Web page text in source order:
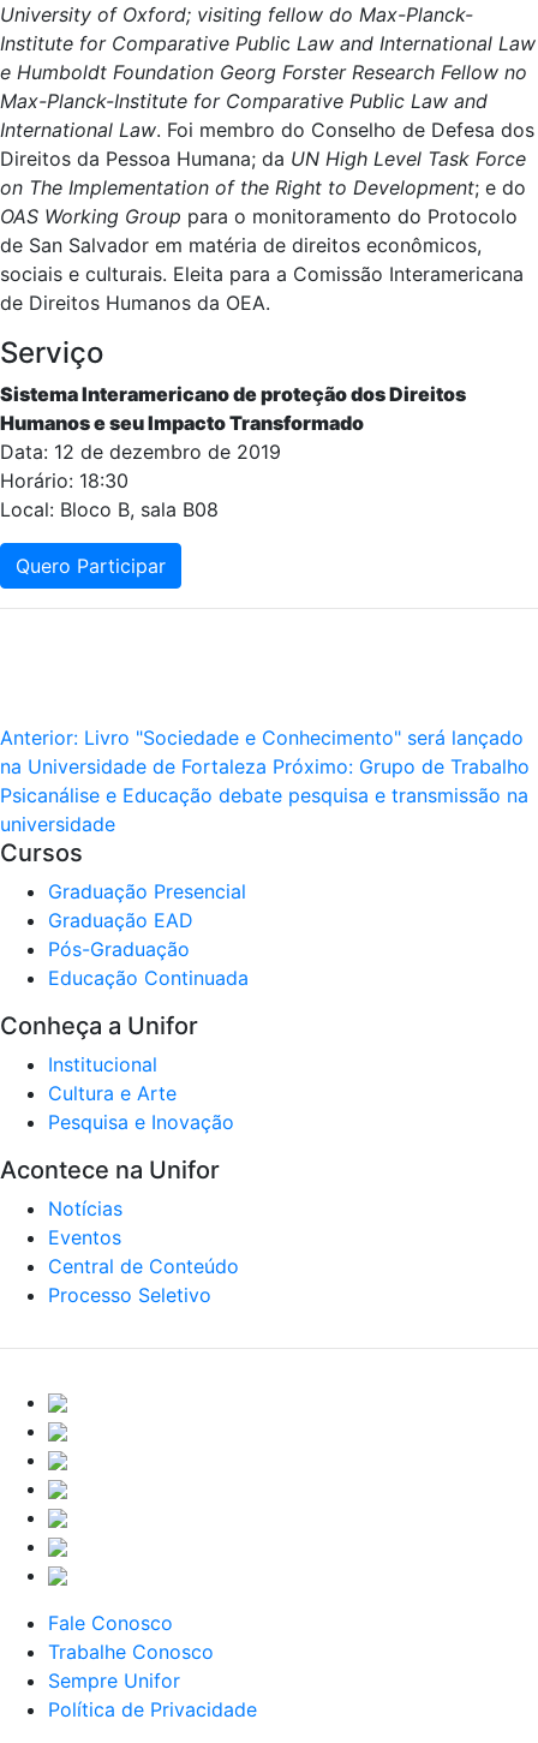
University of Oxford; visiting fellow do Max-Planck-
Institute for Comparative Public Law and International Law
e Humboldt Foundation Georg Forster Research Fellow no
Max-Planck-Institute for Comparative Public Law and
International Law. Foi membro do Conselho de Defesa dos
Direitos da Pessoa Humana; da UN High Level Task Force
on The Implementation of the Right to Development; e do
OAS Working Group para o monitoramento do Protocolo
de San Salvador em matéria de direitos econômicos,
sociais e culturais. Eleita para a Comissão Interamericana
de Direitos Humanos da OEA.
Serviço
Sistema Interamericano de proteção dos Direitos
Humanos e seu Impacto Transformado
Data: 12 de dezembro de 2019
Horário: 18:30
Local: Bloco B, sala B08
Quero Participar
Anterior: Livro "Sociedade e Conhecimento" será lançado
na Universidade de Fortaleza Próximo: Grupo de Trabalho
Psicanálise e Educação debate pesquisa e transmissão na
universidade
Cursos
Graduação Presencial
Graduação EAD
Pós-Graduação
Educação Continuada
Conheça a Unifor
Institucional
Cultura e Arte
Pesquisa e Inovação
Acontece na Unifor
Notícias
Eventos
Central de Conteúdo
Processo Seletivo
Fale Conosco
Trabalhe Conosco
Sempre Unifor
Política de Privacidade